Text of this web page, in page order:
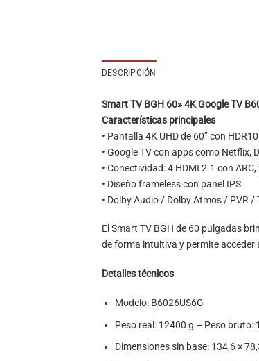
DESCRIPCIÓN
Smart TV BGH 60» 4K Google TV
Características principales
• Pantalla 4K UHD de 60’’ con
• Google TV con apps como Netflix,
• Conectividad: 4 HDMI 2.1 con
• Diseño frameless con panel IPS.
• Dolby Audio / Dolby Atmos / PVR /
El Smart TV BGH de 60 pulgadas
de forma intuitiva y permite acceder
Detalles técnicos
Modelo: B6026US6G
Peso real: 12400 g – Peso bruto:
Dimensiones sin base: 134,6 ×